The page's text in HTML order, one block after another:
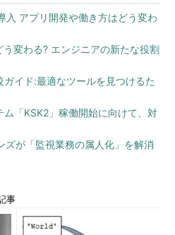
のWindows 8.1のイメージは英語
ールパネルの「言語
」言語パックをダウンロードして
本語化することが可能です（ 画面
、Windows Updateのオプション
」言語パックをインストールする
入 アプリ開発や働き方はどう変わ
う変わる? エンジニアの新たな役割
ガイド:最適なツールを見つけるた
「KSK2」稼働開始に向けて、対
ズが「監視業務の属人化」を解消
事